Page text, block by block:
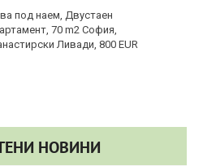
под наем, Двустаен
70 m2 София,
Ливади, 800 EUR
НОВИНИ